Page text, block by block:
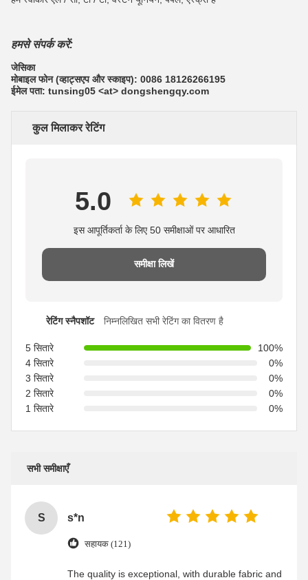
हमसे संपर्क करें:
जेसिका
मोबाइल फोन (व्हाट्सएप और स्काइप): 0086 18126266195
ईमेल पता: tunsing05 <at> dongshengqy.com
कुल मिलाकर रेटिंग
5.0
इस आपूर्तिकर्ता के लिए 50 समीक्षाओं पर आधारित
समीक्षा लिखें
रेटिंग स्नैपशॉट निम्नलिखित सभी रेटिंग का वितरण है
5 सितारे
100%
4 सितारे
0%
3 सितारे
0%
2 सितारे
0%
1 सितारे
0%
सभी समीक्षाएँ
S s*n
सहायक (121)
The quality is exceptional, with durable fabric and